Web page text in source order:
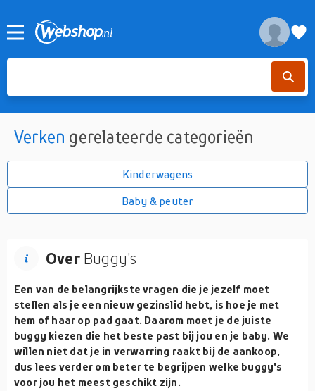
Verken gerelateerde categorieën
Kinderwagens
Baby & peuter
OverBuggy's
Een van de belangrijkste vragen die je jezelf moet
stellen als je een nieuw gezinslid hebt, is hoe je met
hem of haar op pad gaat. Daarom moet je de juiste
buggy kiezen die het beste past bij jou en je baby. We
willen niet dat je in verwarring raakt bij de aankoop,
dus lees verder om beter te begrijpen welke buggy's
voor jou het meest geschikt zijn.